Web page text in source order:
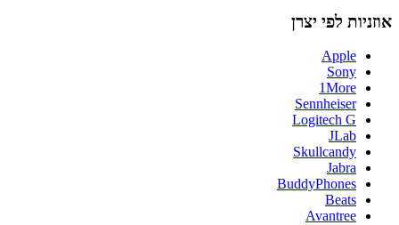
אוזניות לפי יצרן
Apple
Sony
1More
Sennheiser
Logitech G
JLab
Skullcandy
Jabra
BuddyPhones
Beats
Avantree